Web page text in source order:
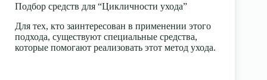
Подбор средств для “Цикличности ухода”
Для тех, кто заинтересован в применении этого
подхода, существуют специальные средства,
которые помогают реализовать этот метод ухода.